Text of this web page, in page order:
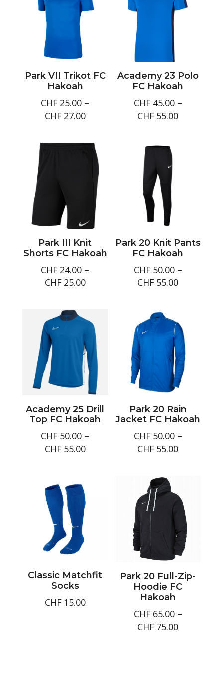
Park VII Trikot FC
Hakoah
CHF 25.00 –
CHF 27.00Preisspanne:
bis
CHF27.00
Academy 23 Polo
FC Hakoah
CHF 45.00 –
CHF 55.00
Park III Knit
Shorts FC Hakoah
CHF 24.00 –
CHF 25.00Preisspanne:
CHF25.00
Park 20 Knit Pants
FC Hakoah
CHF 50.00 –
CHF 55.00
CHF55.00
Academy 25 Drill
Top FC Hakoah
CHF 50.00 –
CHF 55.00Preisspanne:
Park 20 Rain
Jacket FC Hakoah
CHF 50.00 –
CHF 55.00
Classic Matchfit
Socks
CHF 15.00
Park 20 Full-Zip-
Hoodie FC
Hakoah
CHF 65.00 –
CHF 75.00